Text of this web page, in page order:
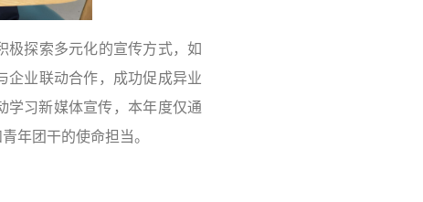
极探索多元化的宣传方式，如
企业联动合作，成功促成异业
习新媒体宣传，本年度仅通
年团干的使命担当。